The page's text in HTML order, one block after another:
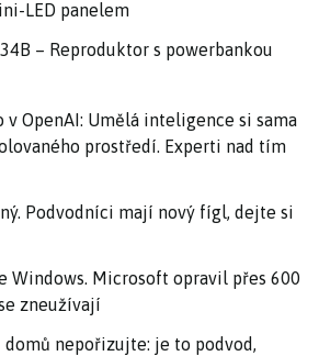
LED panelem
– Reproduktor s powerbankou
v OpenAI: Umělá inteligence si sama
prostředí. Experti nad tím
Podvodníci mají nový fígl, dejte si
Windows. Microsoft opravil přes 600
zneužívají
nepořizujte: je to podvod,